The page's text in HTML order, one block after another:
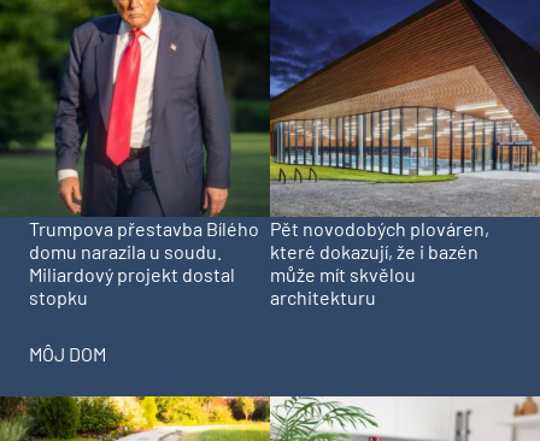
Trumpova přestavba Bílého
domu narazila u soudu.
Miliardový projekt dostal
stopku
Pět novodobých plováren,
které dokazují, že i bazén
může mít skvělou
architekturu
MÔJ DOM